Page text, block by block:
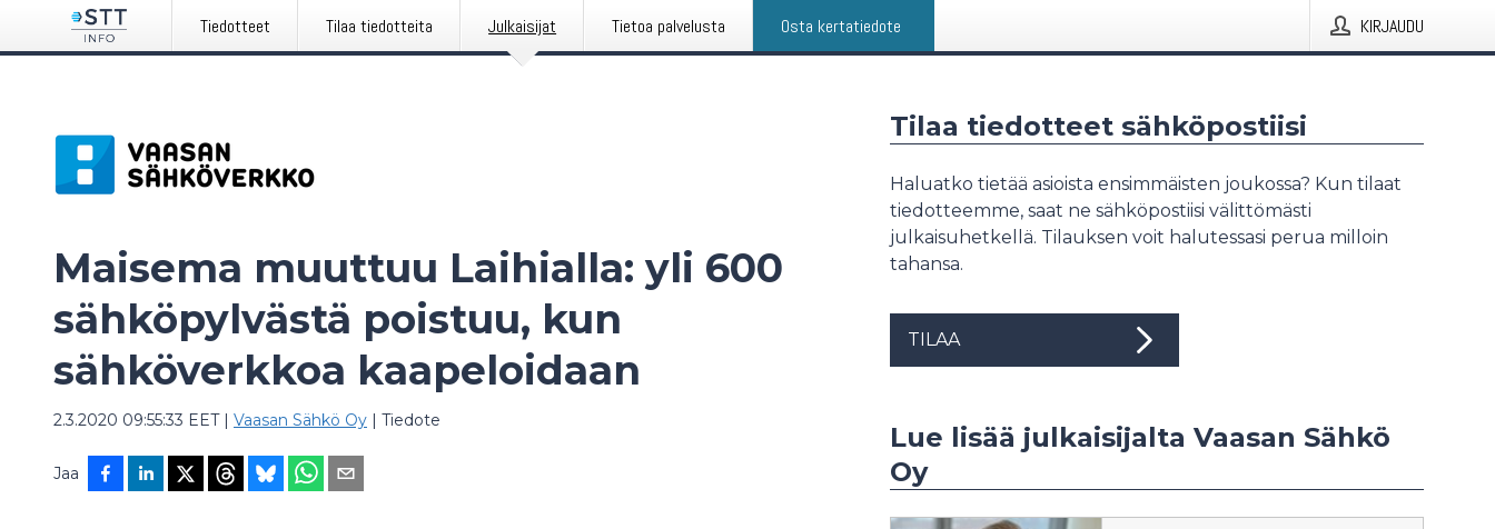
Tiedotteet Tilaa tiedotteita Julkaisijat Tietoa palvelusta Osta kertatiedote KIRJAUDU
Maisema muuttuu Laihialla: yli 600
sähköpylvästä poistuu, kun
sähköverkkoa kaapeloidaan
2.3.2020 09:55:33 EET| Vaasan Sähkö Oy | Tiedote
Jaa
Tilaa tiedotteet sähköpostiisi
Haluatko tietää asioista ensimmäisten joukossa? Kun tilaat
tiedotteemme, saat ne sähköpostiisi välittömästi
julkaisuhetkellä. Tilauksen voit halutessasi perua milloin
tahansa.
TILAA
Lue lisää julkaisijalta Vaasan Sähkö
Oy